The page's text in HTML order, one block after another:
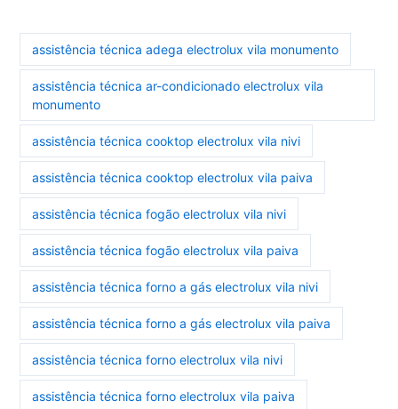
assistência técnica adega electrolux vila monumento
assistência técnica ar-condicionado electrolux vila
monumento
assistência técnica cooktop electrolux vila nivi
assistência técnica cooktop electrolux vila paiva
assistência técnica fogão electrolux vila nivi
assistência técnica fogão electrolux vila paiva
assistência técnica forno a gás electrolux vila nivi
assistência técnica forno a gás electrolux vila paiva
assistência técnica forno electrolux vila nivi
assistência técnica forno electrolux vila paiva